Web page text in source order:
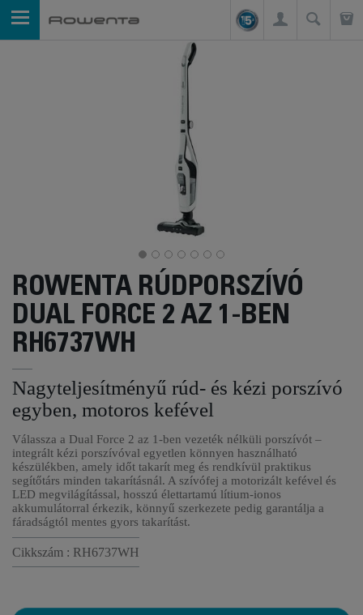
ROWENTA RÚDPORSZÍVÓ
DUAL FORCE 2 AZ 1-BEN
RH6737WH
Nagyteljesítményű rúd- és kézi porszívó
egyben, motoros kefével
Válassza a Dual Force 2 az 1-ben vezeték nélküli porszívót –
integrált kézi porszívóval egyetlen könnyen használható
készülékben, amely időt takarít meg és rendkívül praktikus
segítőtárs minden takarításnál. A szívófej a motorizált kefével és
LED megvilágítással, hosszú élettartamú lítium-ionos
akkumulátorral érkezik, könnyű szerkezete pedig garantálja a
fáradságtól mentes gyors takarítást.
Cikkszám : RH6737WH